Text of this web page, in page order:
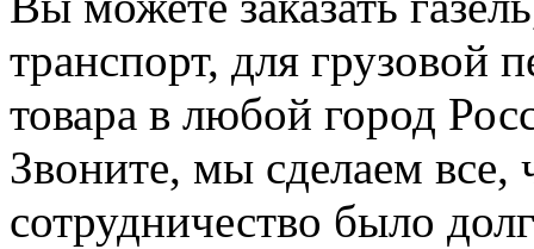
транспорт, для грузовой
товара в любой город
Звоните, мы сделаем
сотрудничество было